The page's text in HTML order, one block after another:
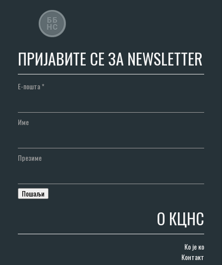
ПРИЈАВИТЕ СЕ ЗА NEWSLETTER
Е-пошта*
Име
Презиме
О КЦНС
Ко је ко
Контакт